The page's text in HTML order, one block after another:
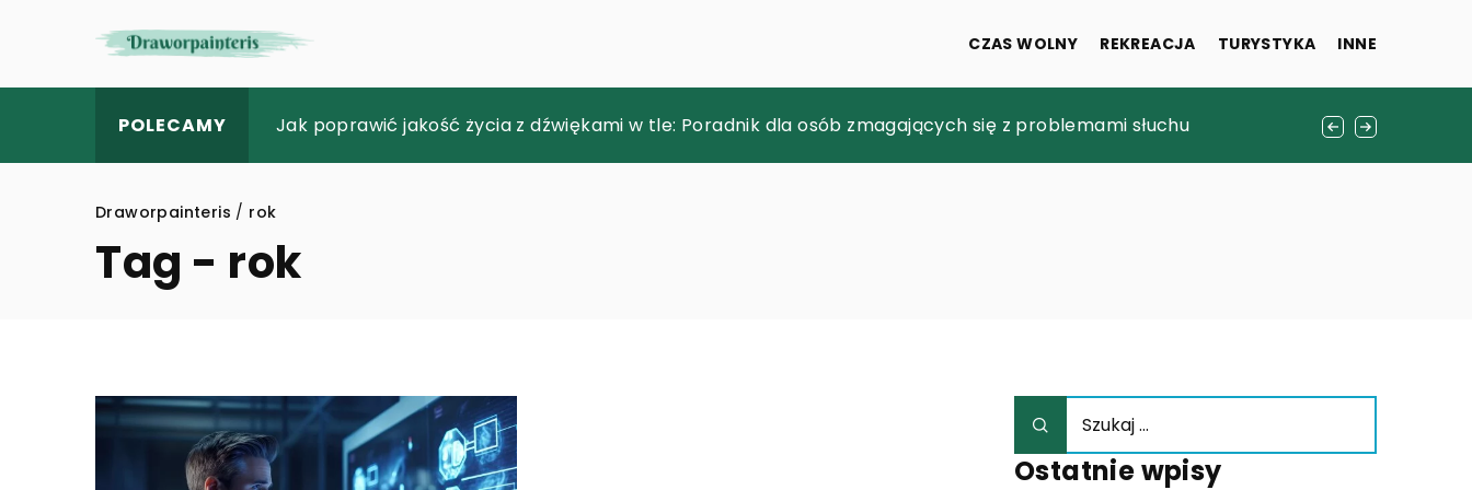
CZAS WOLNY REKREACJA TURYSTYKA INNE
POLECAMY Jak wybrać doskonałe przebranie dla dziecka na Halloween?
Jak poprawić jakość życia z dźwiękami w tle: Poradnik dla osób zmagających się z problemami słuchu
Tworzenie skutecznej strategii sprzedaży w sklepie online z wykorzystaniem popularnych wtyczek
Draworpainteris / rok
Tag - rok
Ostatnie wpisy